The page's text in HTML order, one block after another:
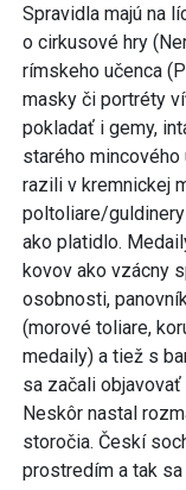
Spravidla majú na
o cirkusové hry
rímskeho učenca
masky či portréty
pokladať i gemy,
starého
razili v kremnickej
poltoliare/
ako platidlo.
kovov ako vzácny
osobnosti,
(morové toliare,
medaily) a tiež s
sa začali
Neskôr nastal
storočia. Českí
prostredím a tak